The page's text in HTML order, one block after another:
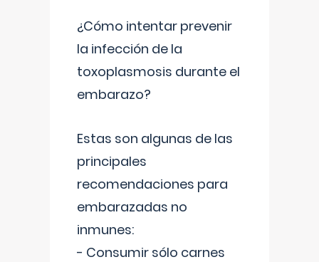
¿Cómo intentar prevenir
la infección de la
toxoplasmosis durante el
embarazo?
Estas son algunas de las
principales
recomendaciones para
embarazadas no
inmunes:
- Consumir sólo carnes